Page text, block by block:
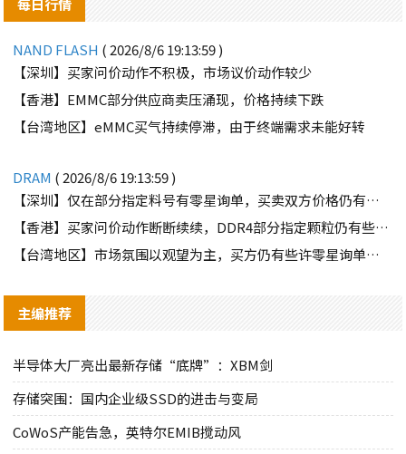
NAND FLASH ( 2026/8/6 19:13:59 )
【深圳】买家问价动作不积极，市场议价动作较少
【香港】EMMC部分供应商卖压涌现，价格持续下跌
【台湾地区】eMMC买气持续停滞，由于终端需求未能好转
DRAM ( 2026/8/6 19:13:59 )
【深圳】仅在部分指定料号有零星询单，买卖双方价格仍有差距
【香港】买家问价动作断断续续，DDR4部分指定颗粒仍有些许询单
【台湾地区】市场氛围以观望为主，买方仍有些许零星询单释出
主编推荐
半导体大厂亮出最新存储“底牌”：XBM剑
存储突围：国内企业级SSD的进击与变局
CoWoS产能告急，英特尔EMIB搅动风